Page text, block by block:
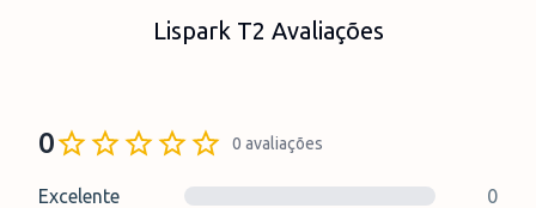
Lispark T2 Avaliações
0 0 avaliações
Excelente
0